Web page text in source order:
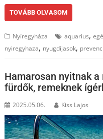
TOVÁBB OLVASOM
Nyíregyháza aquarius,
nyiregyhaza, nyugdíjasok,
Hamarosan nyitnak
fürdők, remeknek
2025.05.06. Kiss Lajos